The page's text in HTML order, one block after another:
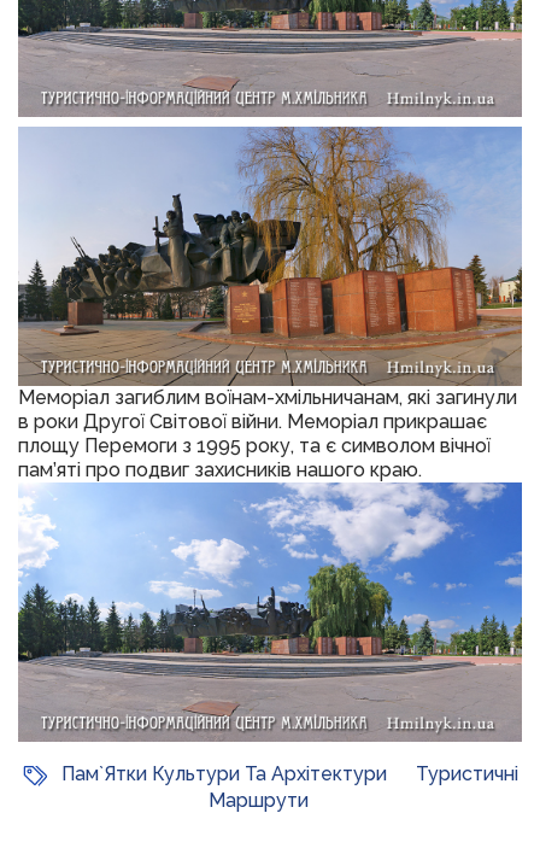
Меморіал загиблим воїнам-хмільничанам, які загинули
в роки Другої Світової війни. Меморіал прикрашає
площу Перемоги з 1995 року, та є символом вічної
пам’яті про подвиг захисників нашого краю.
Пам`ятки Культури Та Архітектури
Туристичні
Маршрути